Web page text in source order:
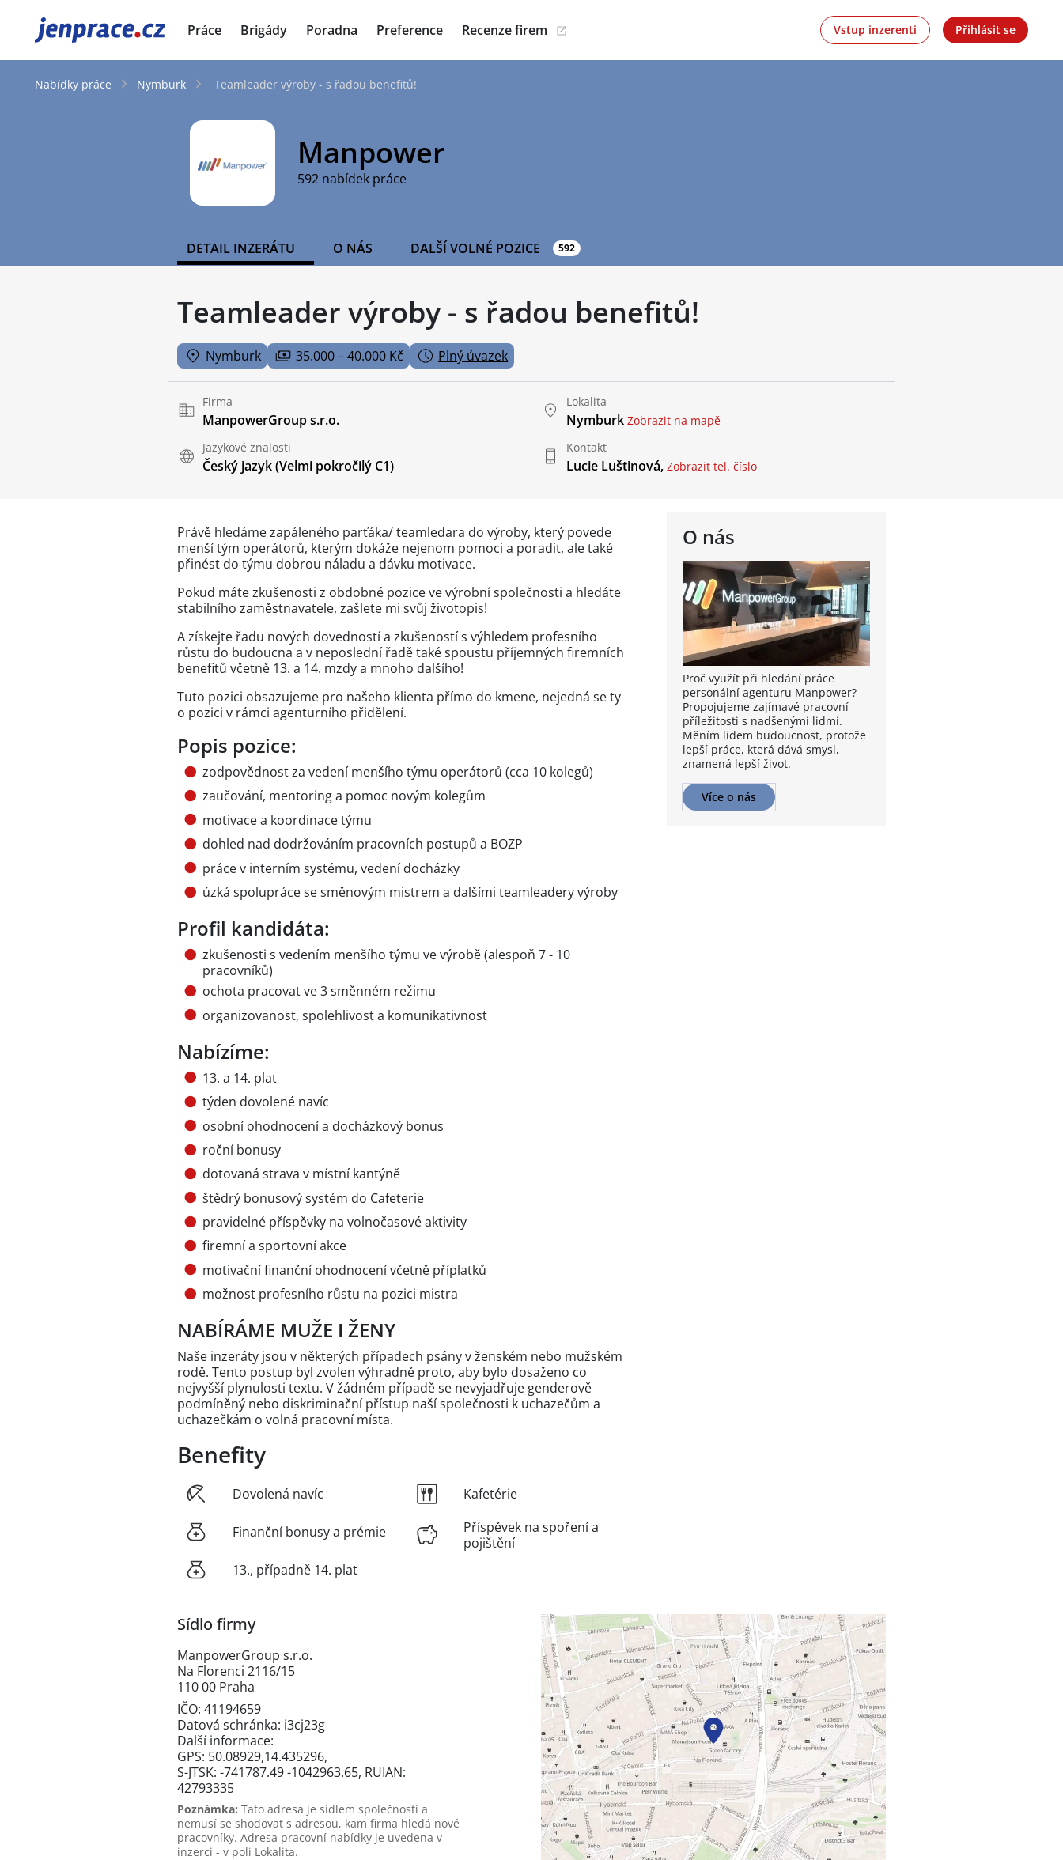
JenPráce.cz Práce Brigády Poradna Preference Recenze firem Vstup inzerenti Přihlásit se
Nabídky práce Nymburk Teamleader výroby - s řadou benefitů!
Manpower
592 nabídek práce
DETAIL INZERÁTU O NÁS DALŠÍ VOLNÉ POZICE 592
Teamleader výroby - s řadou benefitů!
Nymburk 35.000 – 40.000 Kč Plný úvazek
Firma
ManpowerGroup s.r.o.
Lokalita
Nymburk Zobrazit na mapě
Jazykové znalosti
Český jazyk(Velmi pokročilý C1)
Kontakt
Lucie Luštinová, Zobrazit tel. číslo
O nás
Proč využít při hledání práce
personální agenturu Manpower?
Propojujeme zajímavé pracovní
příležitosti s nadšenými lidmi.
Měním lidem budoucnost, protože
lepší práce, která dává smysl,
znamená lepší život.
Více o nás
Právě hledáme zapáleného parťáka/ teamledara do výroby, který povede
menší tým operátorů, kterým dokáže nejenom pomoci a poradit, ale také
přinést do týmu dobrou náladu a dávku motivace.
Pokud máte zkušenosti z obdobné pozice ve výrobní společnosti a hledáte
stabilního zaměstnavatele, zašlete mi svůj životopis!
A získejte řadu nových dovedností a zkušeností s výhledem profesního
růstu do budoucna a v neposlední řadě také spoustu příjemných firemních
benefitů včetně 13. a 14. mzdy a mnoho dalšího!
Tuto pozici obsazujeme pro našeho klienta přímo do kmene, nejedná se ty
o pozici v rámci agenturního přidělení.
Popis pozice:
zodpovědnost za vedení menšího týmu operátorů (cca 10 kolegů)
zaučování, mentoring a pomoc novým kolegům
motivace a koordinace týmu
dohled nad dodržováním pracovních postupů a BOZP
práce v interním systému, vedení docházky
úzká spolupráce se směnovým mistrem a dalšími teamleadery výroby
Profil kandidáta:
zkušenosti s vedením menšího týmu ve výrobě (alespoň 7 - 10
pracovníků)
ochota pracovat ve 3 směnném režimu
organizovanost, spolehlivost a komunikativnost
Nabízíme:
13. a 14. plat
týden dovolené navíc
osobní ohodnocení a docházkový bonus
roční bonusy
dotovaná strava v místní kantýně
štědrý bonusový systém do Cafeterie
pravidelné příspěvky na volnočasové aktivity
firemní a sportovní akce
motivační finanční ohodnocení včetně příplatků
možnost profesního růstu na pozici mistra
NABÍRÁME MUŽE I ŽENY
Naše inzeráty jsou v některých případech psány v ženském nebo mužském
rodě. Tento postup byl zvolen výhradně proto, aby bylo dosaženo co
nejvyšší plynulosti textu. V žádném případě se nevyjadřuje genderově
podmíněný nebo diskriminační přístup naší společnosti k uchazečům a
uchazečkám o volná pracovní místa.
Benefity
Dovolená navíc
Finanční bonusy a prémie
13., případně 14. plat
Kafetérie
Příspěvek na spoření a
pojištění
Sídlo firmy
ManpowerGroup s.r.o.
Na Florenci 2116/15
110 00 Praha
IČO: 41194659
Datová schránka: i3cj23g
Další informace:
GPS: 50.08929,14.435296,
S-JTSK: -741787.49 -1042963.65, RUIAN:
42793335
Poznámka: Tato adresa je sídlem společnosti a
nemusí se shodovat s adresou, kam firma hledá nové
pracovníky. Adresa pracovní nabídky je uvedena v
inzerci - v poli Lokalita.